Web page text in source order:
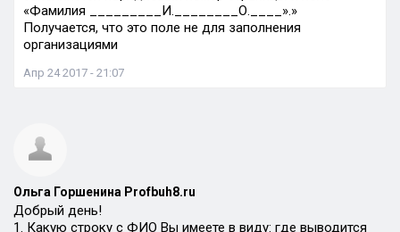
«Фамилия _________И.________О.____».»
Получается, что это поле не для заполнения
организациями
Апр 24 2017 - 21:07
Ольга Горшенина Profbuh8.ru
Добрый день!
1. Какую строку с ФИО Вы имеете в виду: где выводится